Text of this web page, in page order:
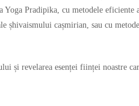
Pradipika, cu metodele eficiente
cașmirian, sau cu
și revelarea esenței ființei noastre